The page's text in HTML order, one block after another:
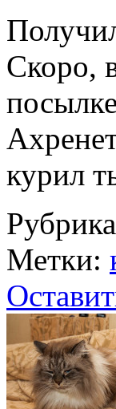
Скоро,
курил
Метки: